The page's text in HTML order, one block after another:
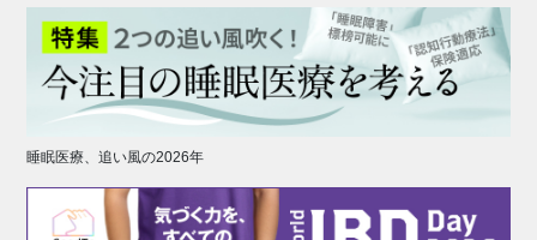
睡眠医療、追い風の2026年